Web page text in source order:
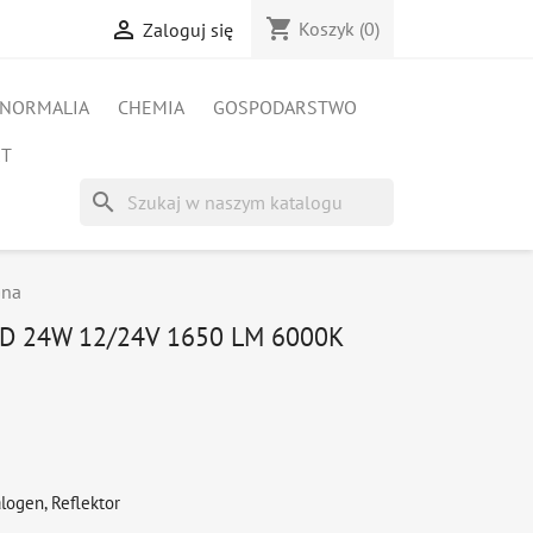
 Zaloguj się shopping_cart Koszyk (0)
NORMALIA CHEMIA
GOSPODARSTWO
search
24W 12/24V 1650 LM 6000K
Reflektor